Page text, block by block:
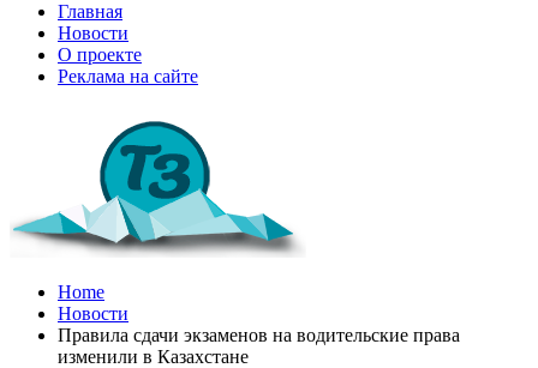
Главная
Новости
О проекте
Реклама на сайте
Home
Новости
Правила сдачи экзаменов на водительские права
изменили в Казахстане